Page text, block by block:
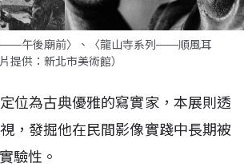
――午後廟前〉、〈龍山寺系列――順風耳
提供：新北市美術館）
位為古典優雅的寫實家，本展則透
，發掘他在民間影像實踐中長期被
驗性。